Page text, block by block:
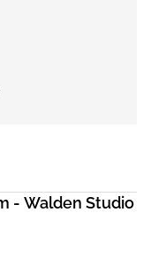
- Walden Studio